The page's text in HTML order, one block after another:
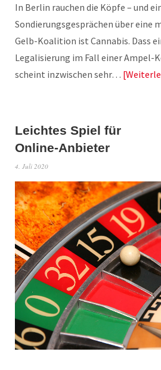
In Berlin rauchen die Köpfe – und
Sondierungsgesprächen über eine
Gelb-Koalition ist Cannabis. Dass
Legalisierung im Fall einer
scheint inzwischen sehr…
Leichtes Spiel für
Online-Anbieter
4. Juli 2020